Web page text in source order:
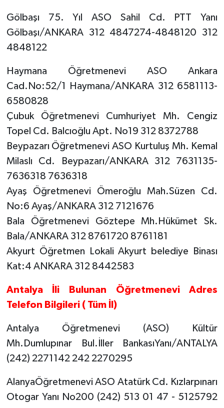
Gölbaşı 75. Yıl ASO Sahil Cd. PTT Yanı
Gölbaşı/ANKARA 312 4847274-4848120 312
4848122
Haymana Öğretmenevi ASO Ankara
Cad.No:52/1 Haymana/ANKARA 312 6581113-
6580828
Çubuk Öğretmenevi Cumhuriyet Mh. Cengiz
Topel Cd. Balcıoğlu Apt. No19 312 8372788
Beypazarı Öğretmenevi ASO Kurtuluş Mh. Kemal
Milaslı Cd. Beypazarı/ANKARA 312 7631135-
7636318 7636318
Ayaş Öğretmenevi Ömeroğlu Mah.Süzen Cd.
No:6 Ayaş/ANKARA 312 7121676
Bala Öğretmenevi Göztepe Mh.Hükümet Sk.
Bala/ANKARA 312 8761720 8761181
Akyurt Öğretmen Lokali Akyurt belediye Binası
Kat:4 ANKARA 312 8442583
Antalya İli Bulunan Öğretmenevi Adres
Telefon Bilgileri ( Tüm İl)
Antalya Öğretmenevi (ASO) Kültür
Mh.Dumlupınar Bul.İller BankasıYanı/ANTALYA
(242) 2271142 242 2270295
AlanyaÖğretmenevi ASO Atatürk Cd. Kızlarpınarı
Otogar Yanı No200 (242) 513 01 47 - 5125792